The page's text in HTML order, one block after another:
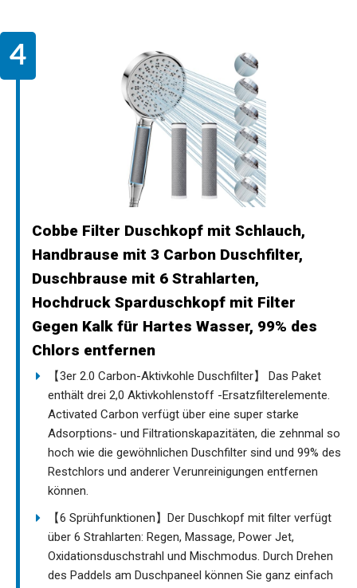
Cobbe Filter Duschkopf mit Schlauch,
Handbrause mit 3 Carbon Duschfilter,
Duschbrause mit 6 Strahlarten,
Hochdruck Sparduschkopf mit Filter
Gegen Kalk für Hartes Wasser, 99% des
Chlors entfernen
【3er 2.0 Carbon-Aktivkohle Duschfilter】 Das Paket
enthält drei 2,0 Aktivkohlenstoff -Ersatzfilterelemente.
Activated Carbon verfügt über eine super starke
Adsorptions- und Filtrationskapazitäten, die zehnmal so
hoch wie die gewöhnlichen Duschfilter sind und 99% des
Restchlors und anderer Verunreinigungen entfernen
können.
【6 Sprühfunktionen】Der Duschkopf mit filter verfügt
über 6 Strahlarten: Regen, Massage, Power Jet,
Oxidationsduschstrahl und Mischmodus. Durch Drehen
des Paddels am Duschpaneel können Sie ganz einfach